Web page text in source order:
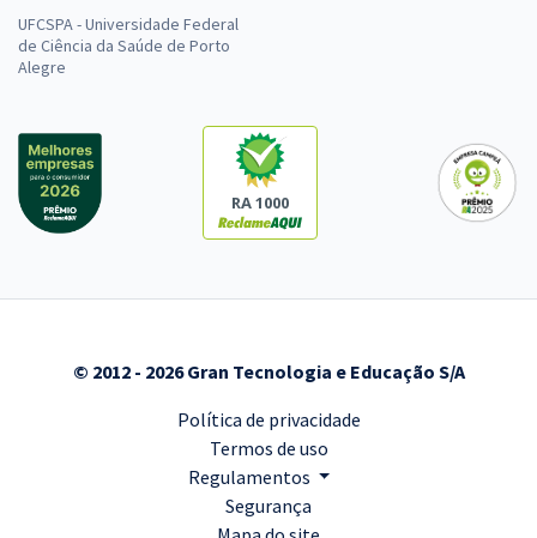
UFCSPA - Universidade Federal
de Ciência da Saúde de Porto
Alegre
RA 1000
© 2012 - 2026 Gran Tecnologia e Educação S/A
Política de privacidade
Termos de uso
Regulamentos
Segurança